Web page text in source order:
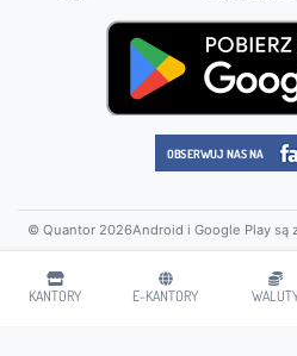
KANTORY E-KANTORY
© Quantor 2026Android i Google Play są